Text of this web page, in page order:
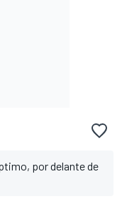
por delante de